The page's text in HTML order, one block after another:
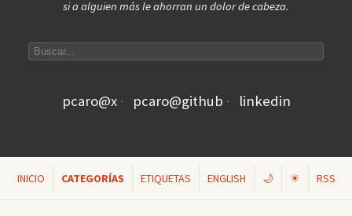
si a alguien más le ahorran un dolor de cabeza.
pcaro@x pcaro@github linkedin
INICIO CATEGORÍAS ETIQUETAS ENGLISH 🌙 ☀ RSS